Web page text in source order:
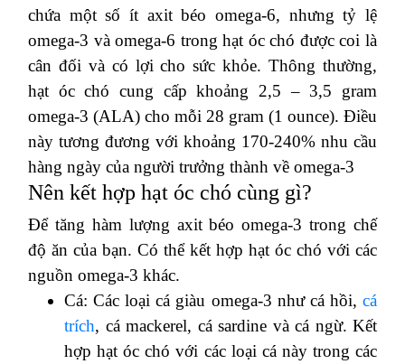
chứa một số ít axit béo omega-6, nhưng tỷ lệ
omega-3 và omega-6 trong hạt óc chó được coi là
cân đối và có lợi cho sức khỏe. Thông thường,
hạt óc chó cung cấp khoảng 2,5 – 3,5 gram
omega-3 (ALA) cho mỗi 28 gram (1 ounce). Điều
này tương đương với khoảng 170-240% nhu cầu
hàng ngày của người trưởng thành về omega-3
Nên kết hợp hạt óc chó cùng gì?
Để tăng hàm lượng axit béo omega-3 trong chế
độ ăn của bạn. Có thể kết hợp hạt óc chó với các
nguồn omega-3 khác.
Cá: Các loại cá giàu omega-3 như cá hồi, cá
trích, cá mackerel, cá sardine và cá ngừ. Kết
hợp hạt óc chó với các loại cá này trong các